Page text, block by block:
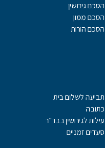
הסכם גירושין
הסכם ממון
הסכם הורות
תביעה לשלום בית
כתובה
עילות לגירושין בבד״ר
סעדים זמניים